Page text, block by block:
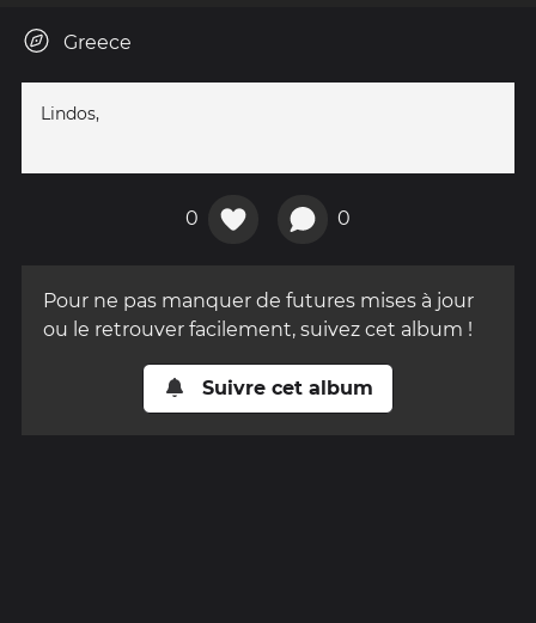
Greece
Lindos,
0 0
Pour ne pas manquer de futures mises à jour
ou le retrouver facilement, suivez cet album !
Suivre cet album